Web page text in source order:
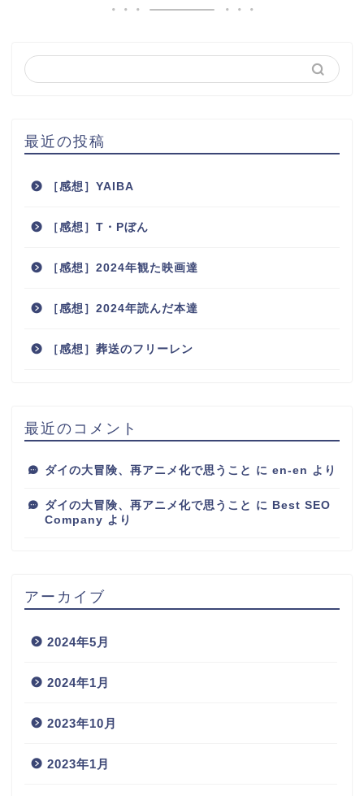
最近の投稿
［感想］YAIBA
［感想］T・Pぼん
［感想］2024年観た映画達
［感想］2024年読んだ本達
［感想］葬送のフリーレン
最近のコメント
ダイの大冒険、再アニメ化で思うこと に en-en より
ダイの大冒険、再アニメ化で思うこと に Best SEO
Company より
アーカイブ
2024年5月
2024年1月
2023年10月
2023年1月